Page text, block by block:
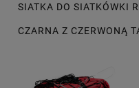
SIATKA DO SIATKÓWKI
CZARNA Z CZERWONĄ